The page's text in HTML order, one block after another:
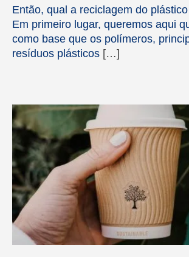
Então, qual a reciclagem do
Em primeiro lugar, queremos aqui
como base que os polímeros,
resíduos plásticos […]